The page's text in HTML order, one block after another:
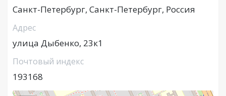
Санкт-Петербург, Санкт-Петербург, Россия
Адрес
улица Дыбенко, 23к1
Почтовый индекс
193168